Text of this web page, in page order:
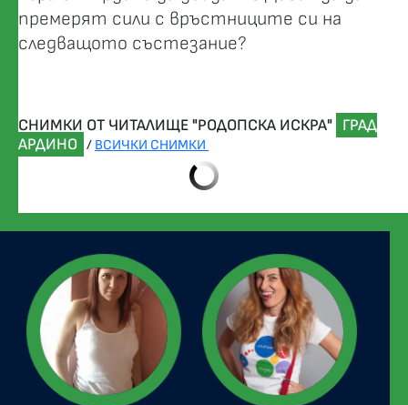
премерят сили с връстниците си на
следващото състезание?
СНИМКИ ОТ ЧИТАЛИЩЕ "РОДОПСКА ИСКРА" ГРАД
АРДИНО / ВСИЧКИ СНИМКИ